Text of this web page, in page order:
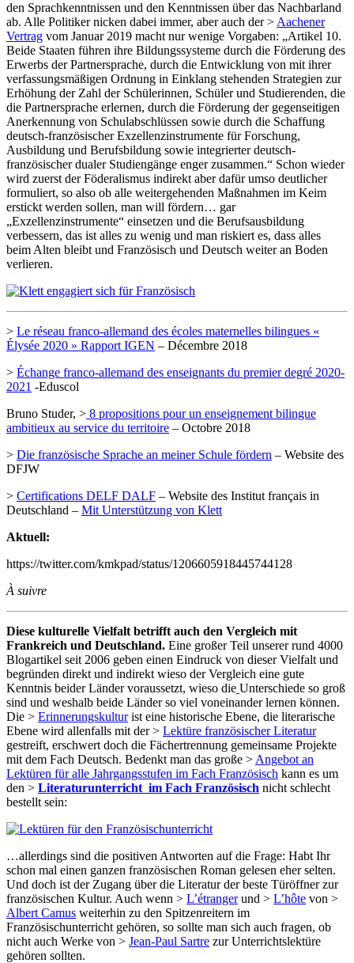
den Sprachkenntnissen und den Kenntnissen über das Nachbarland
ab. Alle Politiker nicken dabei immer, aber auch der > Aachener
Vertrag vom Januar 2019 macht nur wenige Vorgaben: „Artikel 10.
Beide Staaten führen ihre Bildungssysteme durch die Förderung des
Erwerbs der Partnersprache, durch die Entwicklung von mit ihrer
verfassungsmäßigen Ordnung in Einklang stehenden Strategien zur
Erhöhung der Zahl der Schülerinnen, Schüler und Studierenden, die
die Partnersprache erlernen, durch die Förderung der gegenseitigen
Anerkennung von Schulabschlüssen sowie durch die Schaffung
deutsch-französischer Exzellenzinstrumente für Forschung,
Ausbildung und Berufsbildung sowie integrierter deutsch-
französischer dualer Studiengänge enger zusammen.“ Schon wieder
wird zuerst der Föderalismus indirekt aber dafür umso deutlicher
formuliert, so also ob alle weitergehenden Maßnahmen im Keim
erstickt werden sollen, man will fördern… gar
„Exzellenzinstrumente“ einsetzen und die Berufsausbildung
verbessern, das ist alles zu wenig und man riskiert es, dass alles
beim Alten bleibt und Französisch und Deutsch weiter an Boden
verlieren.
> Le réseau franco-allemand des écoles maternelles bilingues «
Élysée 2020 » Rapport IGEN – Décembre 2018
> Échange franco-allemand des enseignants du premier degré 2020-
2021 -Eduscol
Bruno Studer, > 8 propositions pour un enseignement bilingue
ambitieux au service du territoire – Octobre 2018
> Die französische Sprache an meiner Schule fördern – Website des
DFJW
> Certifications DELF DALF – Website des Institut français in
Deutschland – Mit Unterstützung von Klett
Aktuell:
https://twitter.com/kmkpad/status/1206605918445744128
À suivre
Diese kulturelle Vielfalt betrifft auch den Vergleich mit
Frankreich und Deutschland. Eine großer Teil unserer rund 4000
Blogartikel seit 2006 geben einen Eindruck von dieser Vielfalt und
begründen direkt und indirekt wieso der Vergleich eine gute
Kenntnis beider Länder voraussetzt, wieso die Unterschiede so groß
sind und weshalb beide Länder so viel voneinander lernen können.
Die > Erinnerungskulturist eine historische Ebene, die literarische
Ebene wird allenfalls mit der > Lektüre französischer Literatur
gestreift, erschwert doch die Fächertrennung gemeinsame Projekte
mit dem Fach Deutsch. Bedenkt man das große > Angebot an
Lektüren für alle Jahrgangsstufen im Fach Französisch kann es um
den > Literaturunterricht im Fach Französisch nicht schlecht
bestellt sein:
…allerdings sind die positiven Antworten auf die Frage: Habt Ihr
schon mal einen ganzen französischen Roman gelesen eher selten.
Und doch ist der Zugang über die Literatur der beste Türöffner zur
französischen Kultur. Auch wenn > L’étrangerund > L’hôte von >
Albert Camus weiterhin zu den Spitzenreitern im
Französischunterricht gehören, so sollte man sich auch fragen, ob
nicht auch Werke von > Jean-Paul Sartre zur Unterrichtslektüre
gehören sollten.